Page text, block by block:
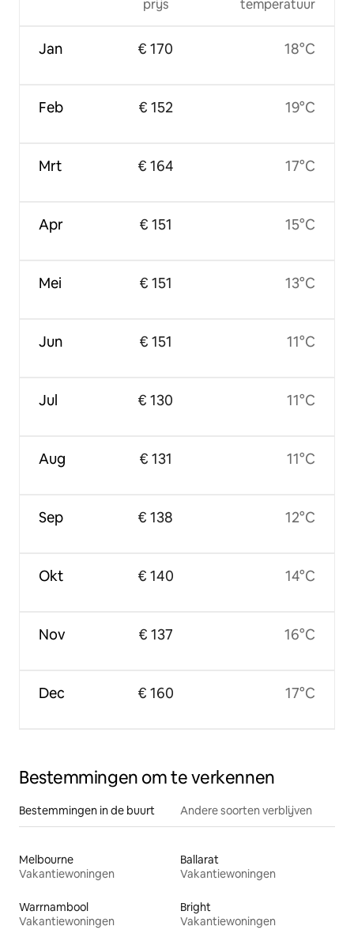
Jan
Feb
Mrt
Apr
Mei
Jun
Jul
Aug
Sep
Okt
Nov
Dec
prijs
€ 170
€ 152
€ 164
€ 151
€ 151
€ 151
€ 130
€ 131
€ 138
€ 140
€ 137
€ 160
temperatuur
18°C
19°C
17°C
15°C
13°C
11°C
11°C
11°C
12°C
14°C
16°C
17°C
Bestemmingen om te verkennen
Bestemmingen in de buurt Andere soorten verblijven
Melbourne
Vakantiewoningen
Ballarat
Vakantiewoningen
Warrnambool
Vakantiewoningen
Bright
Vakantiewoningen